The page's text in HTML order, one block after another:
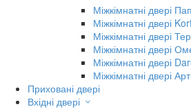
Міжкімнатні двері
Міжкімнатні двері
Міжкімнатні двері
Міжкімнатні двері
Міжкімнатні двері
Міжкімнатні двері
Приховані двері
Вхідні двері